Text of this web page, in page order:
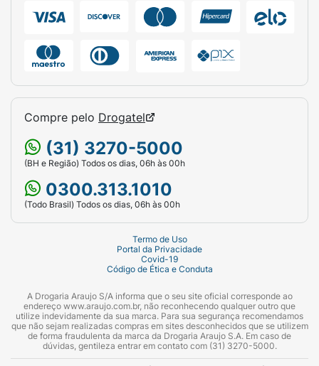
Compre pelo Drogatel
(31) 3270-5000
(BH e Região) Todos os dias, 06h às 00h
0300.313.1010
(Todo Brasil) Todos os dias, 06h às 00h
Termo de Uso
Portal da Privacidade
Covid-19
Código de Ética e Conduta
A Drogaria Araujo S/A informa que o seu site oficial corresponde ao
endereço www.araujo.com.br, não reconhecendo qualquer outro que
utilize indevidamente da sua marca. Para sua segurança recomendamos
que não sejam realizadas compras em sites desconhecidos que se utilizem
de forma fraudulenta da marca da Drogaria Araujo S.A. Em caso de
dúvidas, gentileza entrar em contato com (31) 3270-5000.